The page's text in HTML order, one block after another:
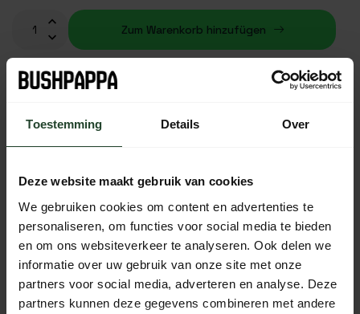
Toestemming Details Over
Deze website maakt gebruik van cookies
We gebruiken cookies om content en advertenties te
personaliseren, om functies voor social media te bieden
en om ons websiteverkeer te analyseren. Ook delen we
informatie over uw gebruik van onze site met onze
partners voor social media, adverteren en analyse. Deze
partners kunnen deze gegevens combineren met andere
Zum Warenkorb hinzufügen
Auf Lager (1)
14 Tage Bedenkzeit mit no-nonsense Rückgaberecht
Jeden Tag von 10:00 bis 20:00 Uhr per Chat, Telefon oder
E-Mail erreichbar.
PRODUKTBESCHREIBUNG